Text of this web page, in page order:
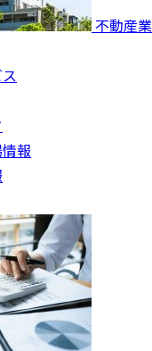
不動産業
報